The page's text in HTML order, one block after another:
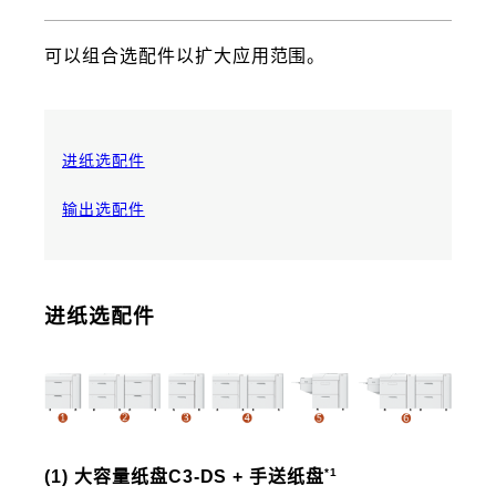
可以组合选配件以扩大应用范围。
进纸选配件
输出选配件
进纸选配件
(1) 大容量纸盘C3-DS + 手送纸盘*1